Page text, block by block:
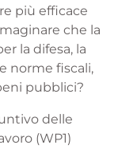
più efficace
che la
la difesa, la
norme fiscali,
pubblici?
delle
(WP1)